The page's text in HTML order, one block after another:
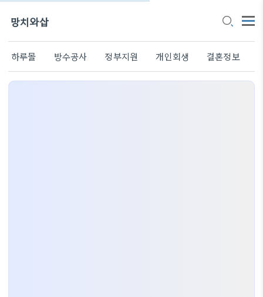
망치와삽
하루몰 방수공사 정부지원 개인회생 결혼정보